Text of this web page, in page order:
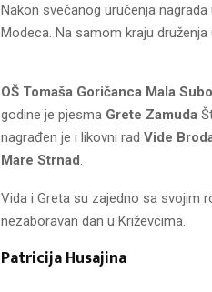
Nakon svečanog uručenja
Modeca. Na samom kraju
OŠ Tomaša Goričanca Mala
godine je pjesma Grete Zamuda
nagrađen je i likovni rad Vide
Mare Strnad
Vida i Greta su zajedno sa svojim
nezaboravan dan u Križevcima.
Patricija Husajina